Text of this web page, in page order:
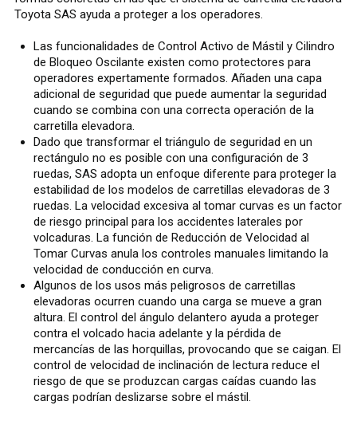
Toyota SAS ayuda a proteger a los operadores.
Las funcionalidades de Control Activo de Mástil y Cilindro
de Bloqueo Oscilante existen como protectores para
operadores expertamente formados. Añaden una capa
adicional de seguridad que puede aumentar la seguridad
cuando se combina con una correcta operación de la
carretilla elevadora.
Dado que transformar el triángulo de seguridad en un
rectángulo no es posible con una configuración de 3
ruedas, SAS adopta un enfoque diferente para proteger la
estabilidad de los modelos de carretillas elevadoras de 3
ruedas. La velocidad excesiva al tomar curvas es un factor
de riesgo principal para los accidentes laterales por
volcaduras. La función de Reducción de Velocidad al
Tomar Curvas anula los controles manuales limitando la
velocidad de conducción en curva.
Algunos de los usos más peligrosos de carretillas
elevadoras ocurren cuando una carga se mueve a gran
altura. El control del ángulo delantero ayuda a proteger
contra el volcado hacia adelante y la pérdida de
mercancías de las horquillas, provocando que se caigan. El
control de velocidad de inclinación de lectura reduce el
riesgo de que se produzcan cargas caídas cuando las
cargas podrían deslizarse sobre el mástil.